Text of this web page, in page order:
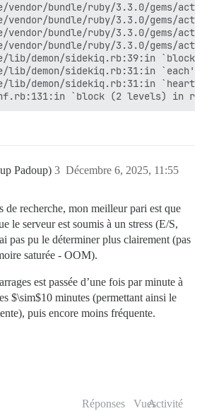
vendor/bundle/ruby/3.3.0/gems/
vendor/bundle/ruby/3.3.0/gems/
vendor/bundle/ruby/3.3.0/gems/
vendor/bundle/ruby/3.3.0/gems/
lib/demon/sidekiq.rb:39:in `block
lib/demon/sidekiq.rb:31:in `each'
lib/demon/sidekiq.rb:31:in
Padoup) Décembre 6, 2025, 11:55
3
de recherche, mon meilleur pari est que
le serveur est soumis à un stress (E/S,
pas pu le déterminer plus clairement (pas
saturée - OOM).
est passée d’une fois par minute à
$\sim$10 minutes (permettant ainsi le
puis encore moins fréquente.
Réponses VuesActivité